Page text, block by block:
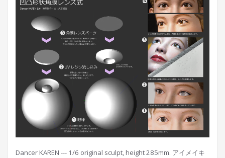
Dancer KAREN --- 1/6 original sculpt, height 285mm. アイメイキ